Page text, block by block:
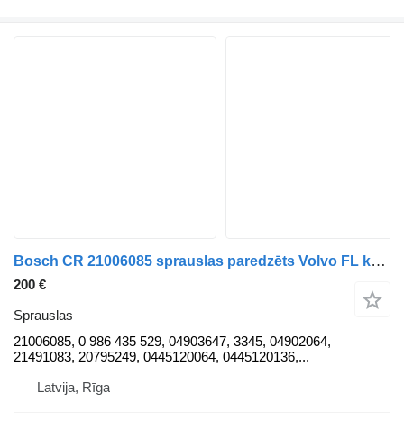
Bosch CR 21006085 sprauslas paredzēts Volvo FL kravas automašīnas
200 €
Sprauslas
21006085, 0 986 435 529, 04903647, 3345, 04902064,
21491083, 20795249, 0445120064, 0445120136,...
Latvija, Rīga